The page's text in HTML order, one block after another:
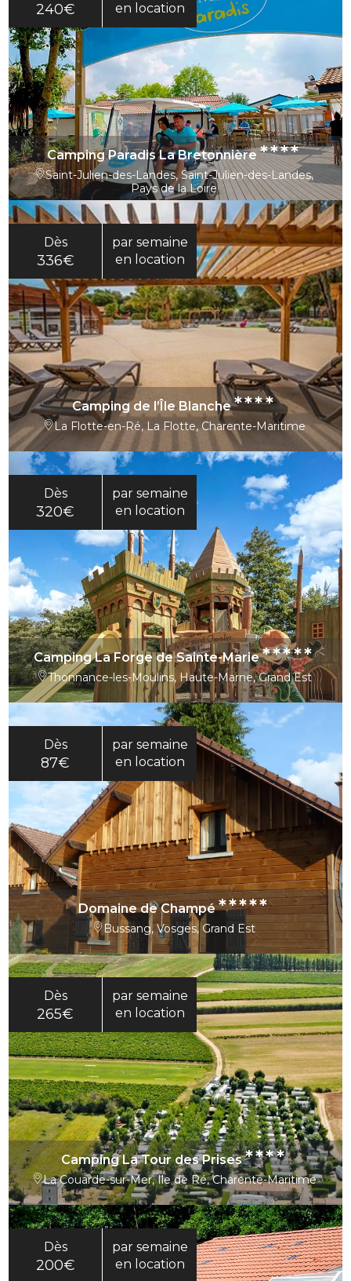
240€
en location
Camping Paradis La Bretonnière****
Saint-Julien-des-Landes, Saint-Julien-des-Landes,
Pays de la Loire
Dès
336€
par semaine
en location
Camping de l’Île Blanche****
La Flotte-en-Ré, La Flotte, Charente-Maritime
Dès
320€
par semaine
en location
Camping La Forge de Sainte-Marie*****
Thonnance-les-Moulins, Haute-Marne, Grand Est
Dès
87€
par semaine
en location
Domaine de Champé*****
Bussang, Vosges, Grand Est
Dès
265€
par semaine
en location
Camping La Tour des Prises****
La Couarde-sur-Mer, Ile de Ré, Charente-Maritime
Dès
200€
par semaine
en location